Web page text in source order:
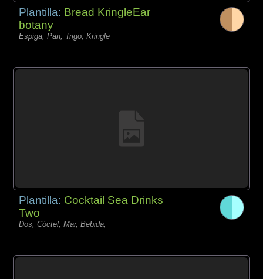
Plantilla: Bread KringleEar
botany
Espiga, Pan, Trigo, Kringle
Plantilla: Cocktail Sea Drinks
Two
Dos, Cóctel, Mar, Bebida,